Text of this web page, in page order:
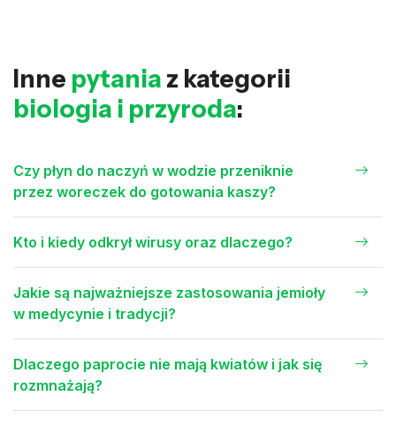
Inne pytania z kategorii
biologia i przyroda:
Czy płyn do naczyń w wodzie przeniknie
przez woreczek do gotowania kaszy?
Kto i kiedy odkrył wirusy oraz dlaczego?
Jakie są najważniejsze zastosowania jemioły
w medycynie i tradycji?
Dlaczego paprocie nie mają kwiatów i jak się
rozmnażają?